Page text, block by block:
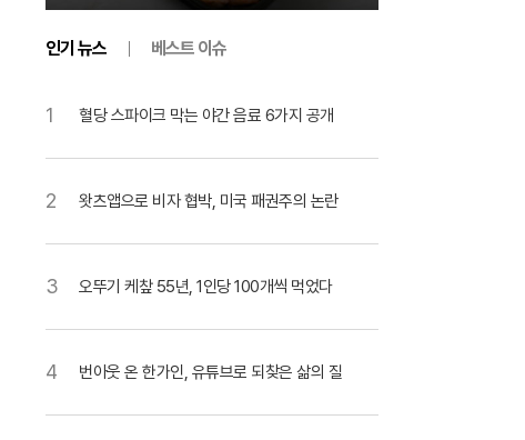
인기 뉴스 베스트 이슈
1 혈당 스파이크 막는 야간 음료 6가지 공개
2 왓츠앱으로 비자 협박, 미국 패권주의 논란
3 오뚜기 케챂 55년, 1인당 100개씩 먹었다
4 번아웃 온 한가인, 유튜브로 되찾은 삶의 질